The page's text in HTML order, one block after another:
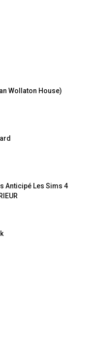
Wollaton House)
Anticipé Les Sims 4